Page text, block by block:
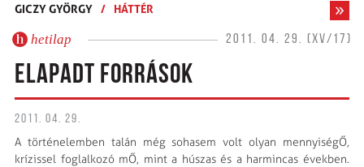
GICZY GYÖRGY / HÁTTÉR
hetilap 2011. 04. 29. (XV/17)
ELAPADT FORRÁSOK
2011. 04. 29.
A történelemben talán még sohasem volt olyan mennyiségŐ,
krízissel foglalkozó mŐ, mint a húszas és a harmincas években.